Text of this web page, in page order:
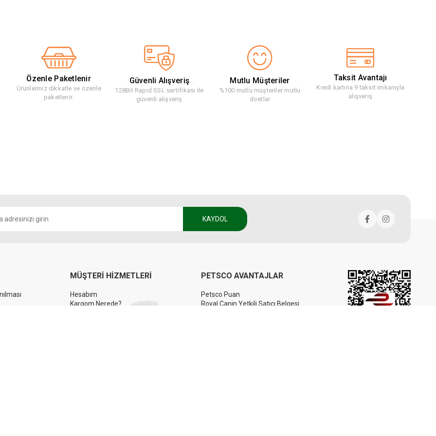
Özenle Paketlenir
Ürünleriniz dikkatle ve özenle
paketlenir.
Güvenli Alışveriş
128Bit Rapid SSL sertifikası ile
güvenli alışveriş
Mutlu Müşteriler
%100 mutlu müşteriler mutlu
dostlar
Taksit Avantajı
Kredi kartına 9 taksit imkanıyla
alışveriş
KAYDOL
MÜŞTERİ HİZMETLERİ
Hesabım
Kargom Nerede?
PETSCO AVANTAJLAR
Petsco Puan
Royal Canin Yetkili Satıcı Belgesi